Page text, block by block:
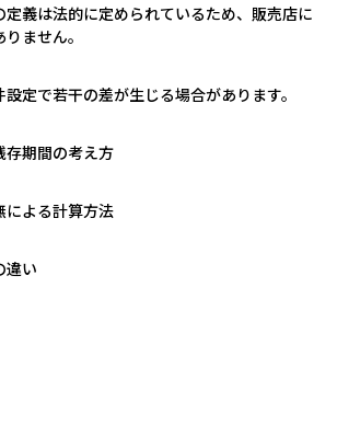
義は法的に定められているため、販売店に
ません。
定で若干の差が生じる場合があります。
存期間の考え方
による計算方法
違い